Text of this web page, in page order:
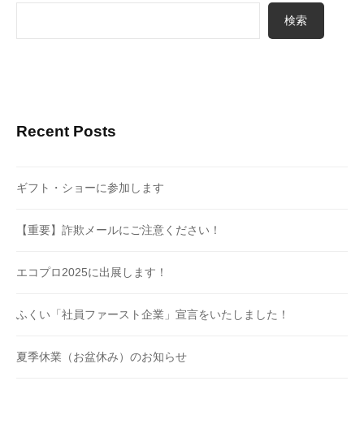
検索
Recent Posts
ギフト・ショーに参加します
【重要】詐欺メールにご注意ください！
エコプロ2025に出展します！
ふくい「社員ファースト企業」宣言をいたしました！
夏季休業（お盆休み）のお知らせ